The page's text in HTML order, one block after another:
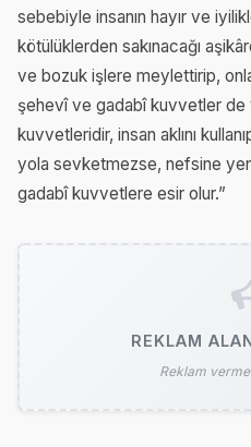
sebebiyle insanın hayır ve
kötülüklerden sakınacağı
ve bozuk işlere meylettirip,
şehevî ve gadabî kuvvetler de
kuvvetleridir, insan aklını
yola sevketmezse, nefsine
gadabî kuvvetlere esir olur.”
REKLAM
Reklam